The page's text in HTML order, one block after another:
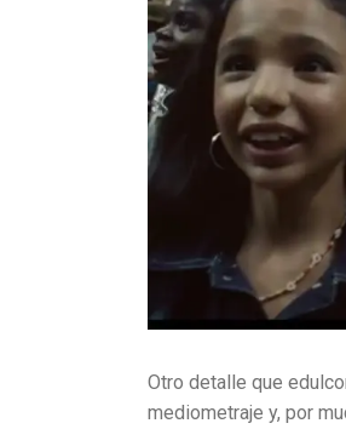
Otro detalle que
mediometraje y, por